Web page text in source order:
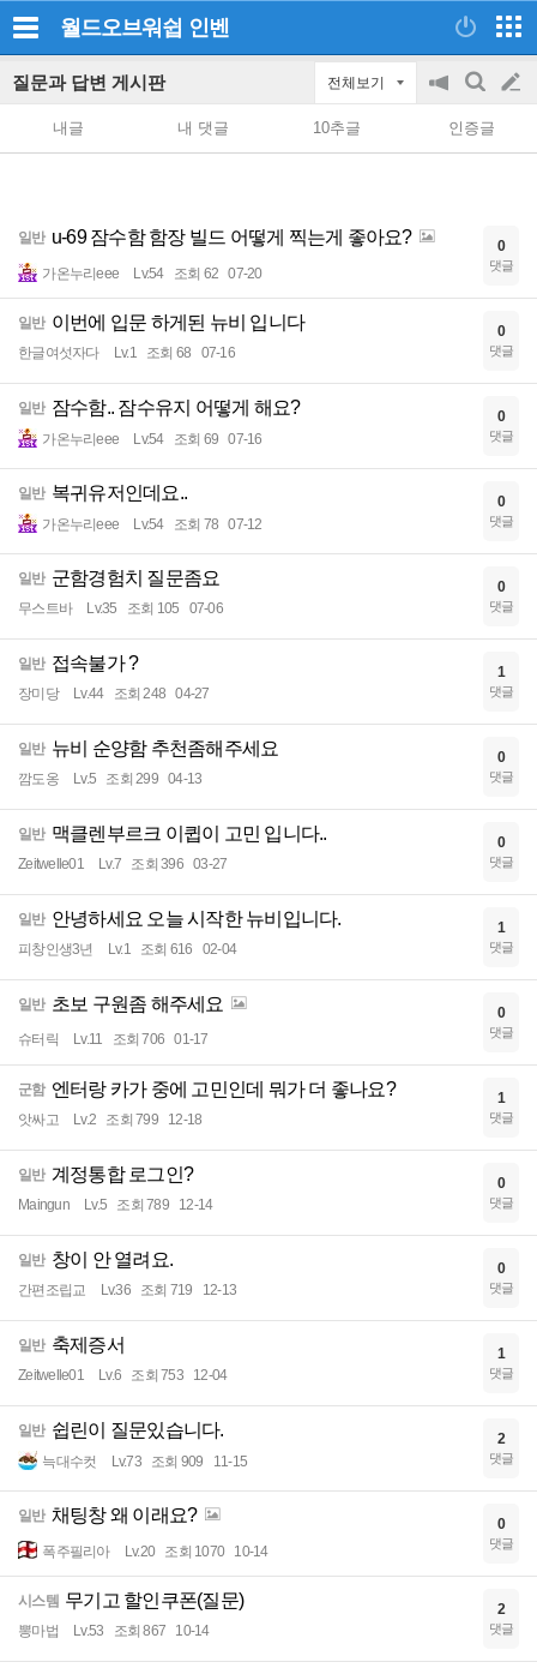
월드오브워쉽 인벤
질문과 답변 게시판 전체보기
공
on/off
검
색
글
쓰
내글 내 댓글 10추글 인증글
일반 u-69 잠수함 함장 빌드 어떻게 찍는게 좋아요?
가온누리eee Lv.54 조회 62 07-20
0
댓글
일반 이번에 입문 하게된 뉴비 입니다
한글여섯자다 Lv.1 조회 68 07-16
0
댓글
일반 잠수함.. 잠수유지 어떻게 해요?
가온누리eee Lv.54 조회 69 07-16
0
댓글
일반 복귀유저인데요..
가온누리eee Lv.54 조회 78 07-12
0
댓글
일반 군함경험치 질문좀요
무스트바 Lv.35 조회 105 07-06
0
댓글
일반 접속불가 ?
장미당 Lv.44 조회 248 04-27
1
댓글
일반 뉴비 순양함 추천좀해주세요
깜도옹 Lv.5 조회 299 04-13
0
댓글
일반 맥클렌부르크 이큅이 고민 입니다..
Zeitwelle01 Lv.7 조회 396 03-27
0
댓글
일반 안녕하세요 오늘 시작한 뉴비입니다.
피창인생3년 Lv.1 조회 616 02-04
1
댓글
일반 초보 구원좀 해주세요
슈터릭 Lv.11 조회 706 01-17
0
댓글
군함 엔터랑 카가 중에 고민인데 뭐가 더 좋나요?
앗싸고 Lv.2 조회 799 12-18
1
댓글
일반 계정통합 로그인?
Maingun Lv.5 조회 789 12-14
0
댓글
일반 창이 안 열려요.
간편조립교 Lv.36 조회 719 12-13
0
댓글
일반 축제증서
Zeitwelle01 Lv.6 조회 753 12-04
1
댓글
일반 쉽린이 질문있습니다.
늑대수컷 Lv.73 조회 909 11-15
2
댓글
일반 채팅창 왜 이래요?
폭주필리아 Lv.20 조회 1070 10-14
0
댓글
시스템 무기고 할인쿠폰(질문)
뽕마법 Lv.53 조회 867 10-14
2
댓글